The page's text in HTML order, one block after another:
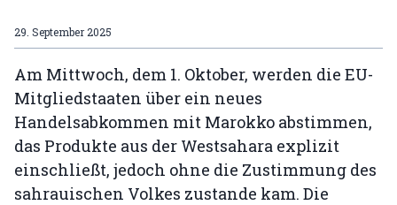
29. September 2025
Am Mittwoch, dem 1. Oktober, werden die EU-
Mitgliedstaaten über ein neues
Handelsabkommen mit Marokko abstimmen,
das Produkte aus der Westsahara explizit
einschließt, jedoch ohne die Zustimmung des
sahrauischen Volkes zustande kam. Die